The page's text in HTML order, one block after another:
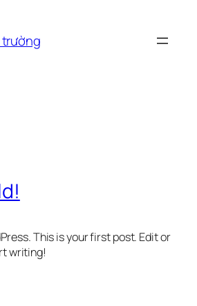
This is your first post. Edit or
writing!